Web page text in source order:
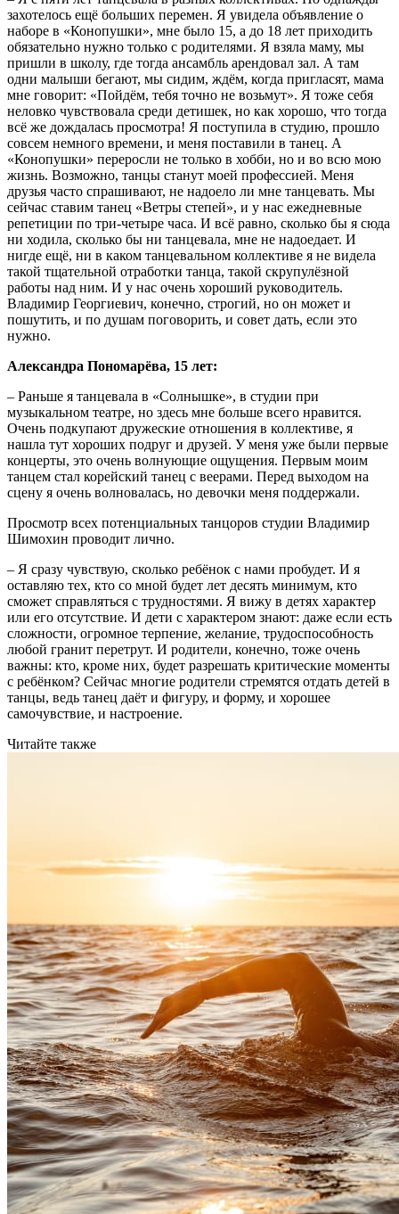
захотелось ещё больших перемен. Я увидела объявление о
наборе в «Конопушки», мне было 15, а до 18 лет приходить
обязательно нужно только с родителями. Я взяла маму, мы
пришли в школу, где тогда ансамбль арендовал зал. А там
одни малыши бегают, мы сидим, ждём, когда пригласят, мама
мне говорит: «Пойдём, тебя точно не возьмут». Я тоже себя
неловко чувствовала среди детишек, но как хорошо, что тогда
всё же дождалась просмотра! Я поступила в студию, прошло
совсем немного времени, и меня поставили в танец. А
«Конопушки» переросли не только в хобби, но и во всю мою
жизнь. Возможно, танцы станут моей профессией. Меня
друзья часто спрашивают, не надоело ли мне танцевать. Мы
сейчас ставим танец «Ветры степей», и у нас ежедневные
репетиции по три-четыре часа. И всё равно, сколько бы я сюда
ни ходила, сколько бы ни танцевала, мне не надоедает. И
нигде ещё, ни в каком танцевальном коллективе я не видела
такой тщательной отработки танца, такой скрупулёзной
работы над ним. И у нас очень хороший руководитель.
Владимир Георгиевич, конечно, строгий, но он может и
пошутить, и по душам поговорить, и совет дать, если это
нужно.
Александра Пономарёва, 15 лет:
– Раньше я танцевала в «Солнышке», в студии при
музыкальном театре, но здесь мне больше всего нравится.
Очень подкупают дружеские отношения в коллективе, я
нашла тут хороших подруг и друзей. У меня уже были первые
концерты, это очень волнующие ощущения. Первым моим
танцем стал корейский танец с веерами. Перед выходом на
сцену я очень волновалась, но девочки меня поддержали.
Просмотр всех потенциальных танцоров студии Владимир
Шимохин проводит лично.
– Я сразу чувствую, сколько ребёнок с нами пробудет. И я
оставляю тех, кто со мной будет лет десять минимум, кто
сможет справляться с трудностями. Я вижу в детях характер
или его отсутствие. И дети с характером знают: даже если есть
сложности, огромное терпение, желание, трудоспособность
любой гранит перетрут. И родители, конечно, тоже очень
важны: кто, кроме них, будет разрешать критические моменты
с ребёнком? Сейчас многие родители стремятся отдать детей в
танцы, ведь танец даёт и фигуру, и форму, и хорошее
самочувствие, и настроение.
Читайте также